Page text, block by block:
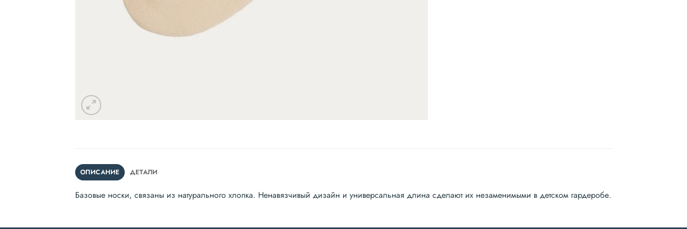
ОПИСАНИЕ ДЕТАЛИ
Базовые носки, связаны из натурального хлопка. Ненавязчивый дизайн и универсальная длина сделают их незаменимыми в детском гардеробе.